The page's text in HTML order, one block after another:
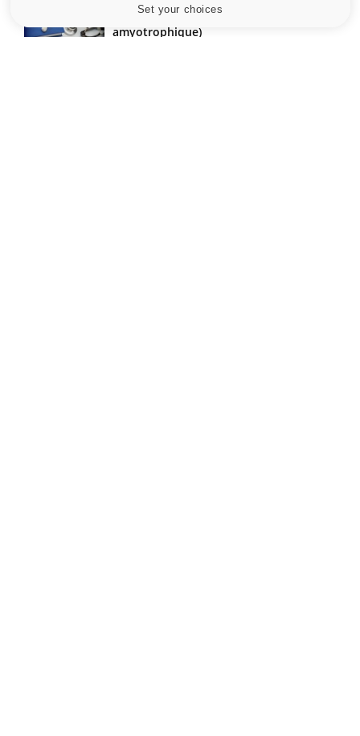
Maladie de Charcot (Sclérose latérale
amyotrophique)
Set your choices